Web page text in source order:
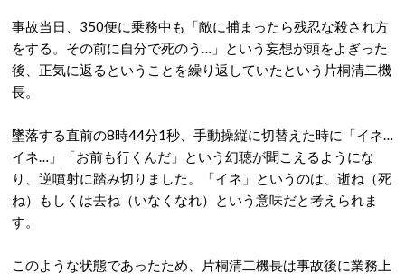
事故当日、350便に乗務中も「敵に捕まったら残忍な殺され方
をする。その前に自分で死のう…」という妄想が頭をよぎった
後、正気に返るということを繰り返していたという片桐清二機
長。
墜落する直前の8時44分1秒、手動操縦に切替えた時に「イネ…
イネ…」「お前も行くんだ」という幻聴が聞こえるようにな
り、逆噴射に踏み切りました。「イネ」というのは、逝ね（死
ね）もしくは去ね（いなくなれ）という意味だと考えられま
す。
このような状態であったため、片桐清二機長は事故後に業務上